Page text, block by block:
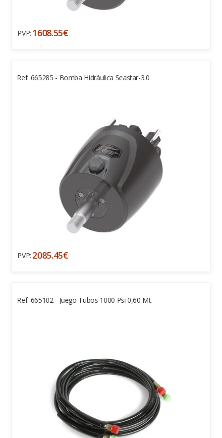
PVP: 1608.55€
Ref. 665285 - Bomba Hidráulica Seastar-3.0
PVP: 2085.45€
Ref. 665102 - Juego Tubos 1000 Psi 0,60 Mt.